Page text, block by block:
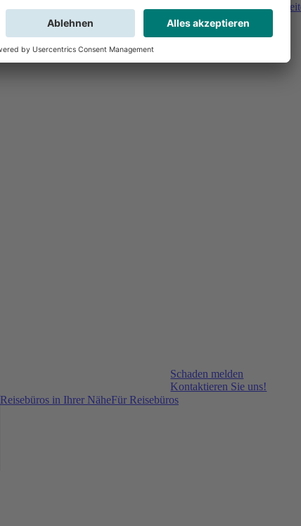
Sie haben Fragen,
Buchung?
Schaden melden
Kontaktieren Sie uns!
Reisebüros in Ihrer NäheFür Reisebüros